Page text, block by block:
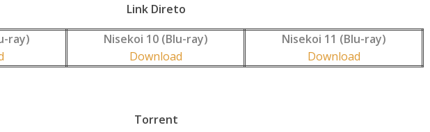
Link Direto
ray)
Nisekoi 10 (Blu-ray)
Nisekoi 11 (Blu-ray)
Download Download
Torrent